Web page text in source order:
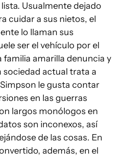
Usualmente dejado
cuidar a sus nietos, el
lo llaman sus
ser el vehículo por el
familia amarilla denuncia y
sociedad actual trata a
le gusta contar
en las guerras
largos monólogos en
son inconexos, así
de las cosas. En
además, en el